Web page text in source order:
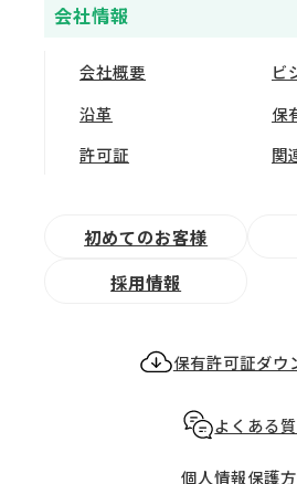
会社情報
会社概要
ビ
沿革
保
許可証
関
初めてのお客様
採用情報
保有許可証ダウ
よくある
個人情報保護